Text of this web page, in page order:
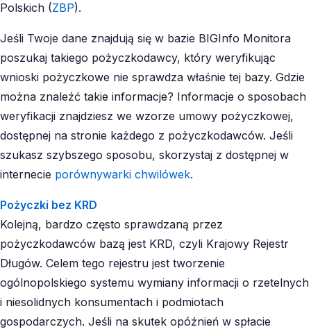
Polskich (ZBP).
Jeśli Twoje dane znajdują się w bazie BIGInfo Monitora
poszukaj takiego pożyczkodawcy, który weryfikując
wnioski pożyczkowe nie sprawdza właśnie tej bazy. Gdzie
można znaleźć takie informacje? Informacje o sposobach
weryfikacji znajdziesz we wzorze umowy pożyczkowej,
dostępnej na stronie każdego z pożyczkodawców. Jeśli
szukasz szybszego sposobu, skorzystaj z dostępnej w
internecie porównywarki chwilówek.
Pożyczki bez KRD
Kolejną, bardzo często sprawdzaną przez
pożyczkodawców bazą jest KRD, czyli Krajowy Rejestr
Długów. Celem tego rejestru jest tworzenie
ogólnopolskiego systemu wymiany informacji o rzetelnych
i niesolidnych konsumentach i podmiotach
gospodarczych. Jeśli na skutek opóźnień w spłacie